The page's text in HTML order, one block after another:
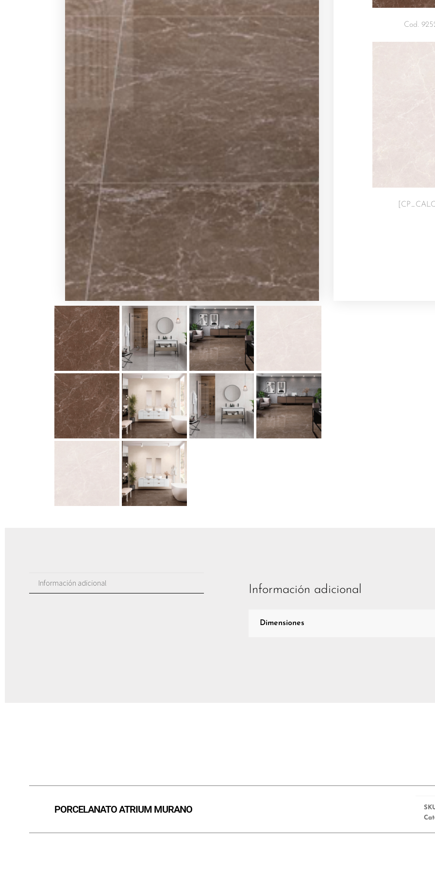
Cod.
Información adicional
Información adicional
Dimensiones
PORCELANATO ATRIUM MURANO